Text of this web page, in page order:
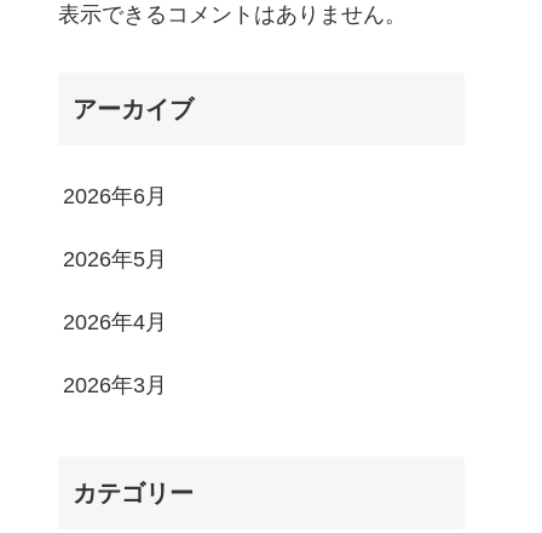
表示できるコメントはありません。
アーカイブ
2026年6月
2026年5月
2026年4月
2026年3月
カテゴリー